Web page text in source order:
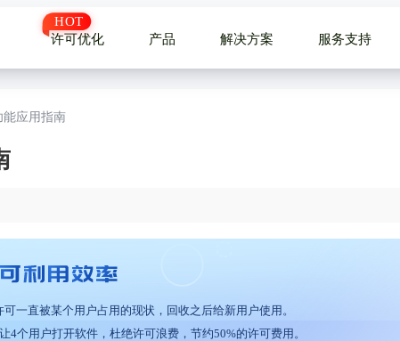
许可优化 产品 解决方案 服务支持
能应用指南